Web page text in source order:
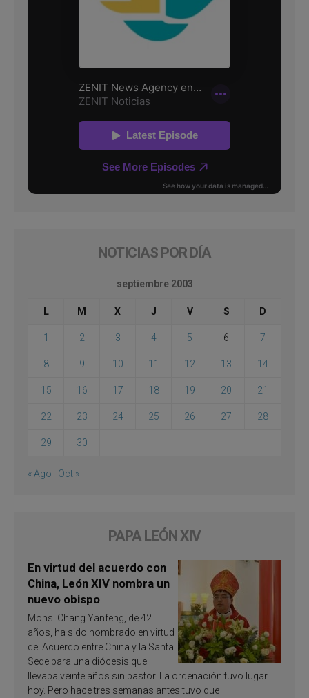
NOTICIAS POR DÍA
septiembre 2003
L M X J V S D
1 2 3 4 5 6 7
8 9 10 11 12 13 14
15 16 17 18 19 20 21
22 23 24 25 26 27 28
29 30
« Ago Oct »
PAPA LEÓN XIV
En virtud del acuerdo con
China, León XIV nombra un
nuevo obispo
Mons. Chang Yanfeng, de 42
años, ha sido nombrado en virtud
del Acuerdo entre China y la Santa
Sede para una diócesis que
llevaba veinte años sin pastor. La ordenación tuvo lugar
hoy. Pero hace tres semanas antes tuvo que